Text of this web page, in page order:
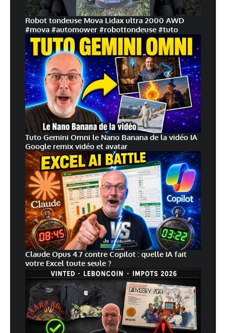
Robot tondeuse Mova Lidax ultra 2000 AWD
#mova #automower #robottondeuse #tuto
Tuto Gemini Omni le Nano Banana de la vidéo IA
Google remix vidéo et avatar
Claude Opus 4.7 contre Copilot : quelle IA fait
votre Excel toute seule ?